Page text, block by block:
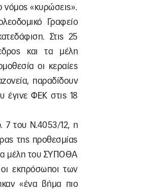
νόμος «κυρώσεις».
Γραφείο
Στις 25
και τα μέλη
οι κεραίες
παραδίδουν
έγινε ΦΕΚ στις 18
7 του Ν.4053/12, η
της προθεσμίας
μέλη του ΣΥΠΟΘΑ
εκπρόσωποι των
«ένα βήμα πιο